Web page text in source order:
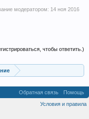
модератором: 14 ноя 2016
чтобы ответить.)
Обратная связь
Помощь
Условия и правила